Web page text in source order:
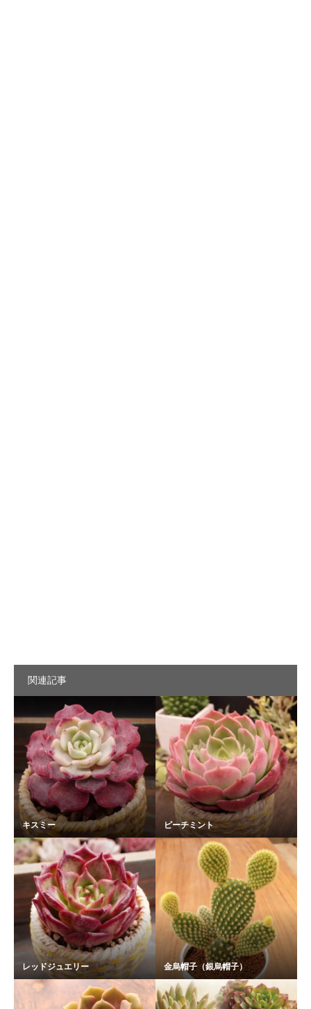
関連記事
キスミー ピーチミント
レッドジュエリー 金烏帽子（銀烏帽子）